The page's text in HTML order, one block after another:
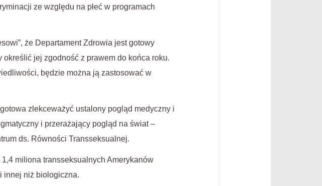
ze względu na płeć w programach
że Departament Zdrowia jest gotowy
jej zgodność z prawem do końca roku.
będzie można ją zastosować w
zlekceważyć ustalony pogląd medyczny i
i przerażający pogląd na świat –
ds. Równości Transseksualnej.
1,4 miliona transseksualnych Amerykanów
innej niż biologiczna.